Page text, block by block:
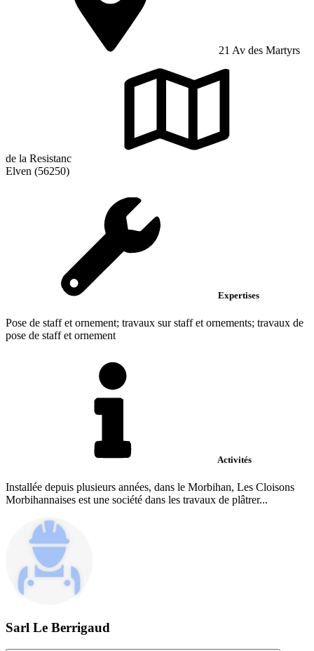
21 Av des Martyrs
de la Resistanc
Elven (56250)
Expertises
Pose de staff et ornement; travaux sur staff et ornements; travaux de
pose de staff et ornement
Activités
Installée depuis plusieurs années, dans le Morbihan, Les Cloisons
Morbihannaises est une société dans les travaux de plâtrer...
Sarl Le Berrigaud